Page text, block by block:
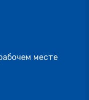
месте